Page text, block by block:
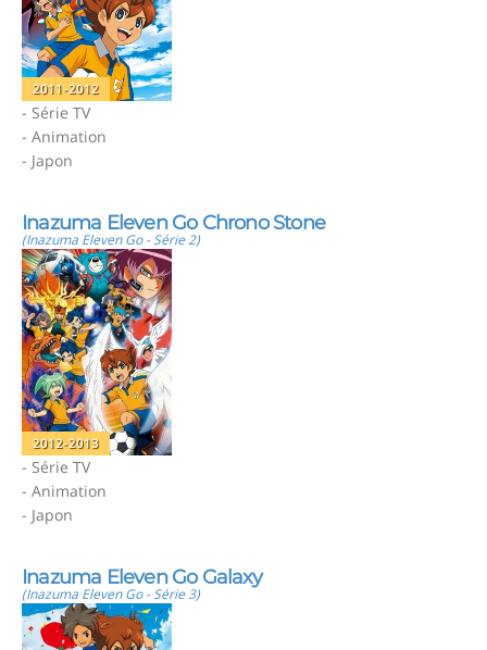
2011-2012
- Série TV
- Animation
- Japon
Inazuma Eleven Go Chrono Stone
(Inazuma Eleven Go - Série 2)
2012-2013
- Série TV
- Animation
- Japon
Inazuma Eleven Go Galaxy
(Inazuma Eleven Go - Série 3)